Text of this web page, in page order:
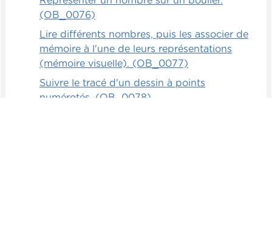
(OB_0076)
Lire différents nombres, puis les associer de
mémoire à l'une de leurs représentations
(mémoire visuelle). (OB_0077)
Suivre le tracé d'un dessin à points
numérotés. (OB_0078)